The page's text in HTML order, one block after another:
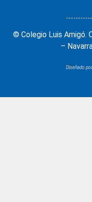
© Colegio Luis Amigó.
–
Diseñado